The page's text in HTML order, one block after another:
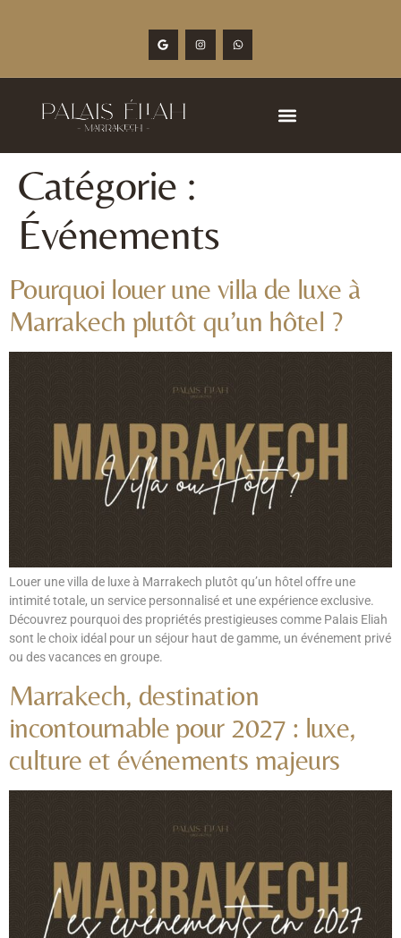
Catégorie :
Événements
Pourquoi louer une villa de luxe à
Marrakech plutôt qu’un hôtel ?
Louer une villa de luxe à Marrakech plutôt qu’un hôtel offre une
intimité totale, un service personnalisé et une expérience exclusive.
Découvrez pourquoi des propriétés prestigieuses comme Palais Eliah
sont le choix idéal pour un séjour haut de gamme, un événement privé
ou des vacances en groupe.
Marrakech, destination
incontournable pour 2027 : luxe,
culture et événements majeurs